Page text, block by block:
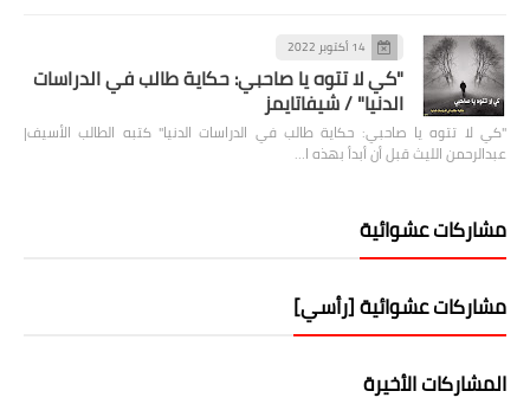
14 أكتوبر 2022
"كي لا تتوه يا صاحبي: حكاية طالب في الدراسات
الدنيا" / شيفاتايمز
"كي لا تتوه يا صاحبي: حكاية طالب في الدراسات الدنيا" كتبه الطالب الأسيف|
عبدالرحمن الليث قبل أن أبدأ بهذه ا…
مشاركات عشوائية
مشاركات عشوائية [رأسي]
المشاركات الأخيرة